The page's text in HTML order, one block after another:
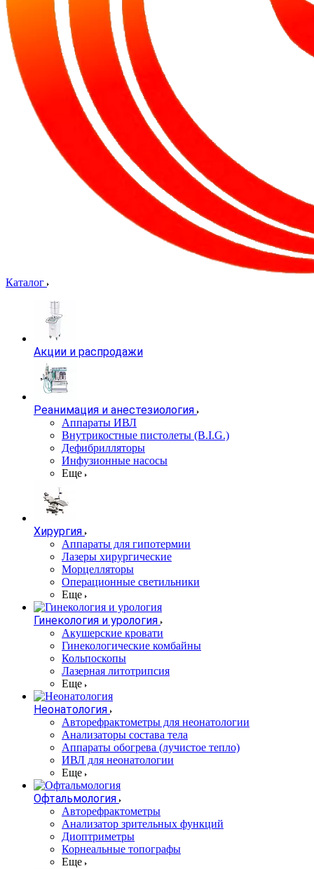
Каталог
Акции и распродажи
Реанимация и анестезиология
Аппараты ИВЛ
Внутрикостные пистолеты (B.I.G.)
Дефибрилляторы
Инфузионные насосы
Еще
Хирургия
Аппараты для гипотермии
Лазеры хирургические
Морцелляторы
Операционные светильники
Еще
Гинекология и урология
Акушерские кровати
Гинекологические комбайны
Кольпоскопы
Лазерная литотрипсия
Еще
Неонатология
Авторефрактометры для неонатологии
Анализаторы состава тела
Аппараты обогрева (лучистое тепло)
ИВЛ для неонатологии
Еще
Офтальмология
Авторефрактометры
Анализатор зрительных функций
Диоптриметры
Корнеальные топографы
Еще